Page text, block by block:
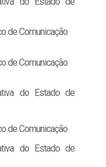
de Comunicação
de Comunicação
do Estado de
de Comunicação
do Estado de